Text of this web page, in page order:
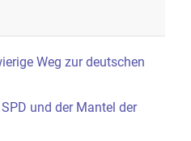
Weg zur deutschen
und der Mantel der